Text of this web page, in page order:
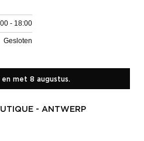
- 18:00
Gesloten
met 8 augustus.
- ANTWERP